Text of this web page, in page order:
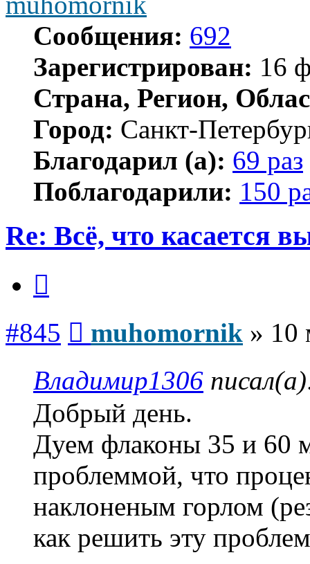
Сообщения: 692
Зарегистрирован: 16
Страна, Регион,
Город: Санкт-
Благодарил (а): 69 раз
Поблагодарили: 150
Re: Всё, что касается
#845 muhomornik » 10
Владимир1306
Добрый день.
Дуем флаконы 35 и 60
проблеммой, что
наклоненым горлом
как решить эту